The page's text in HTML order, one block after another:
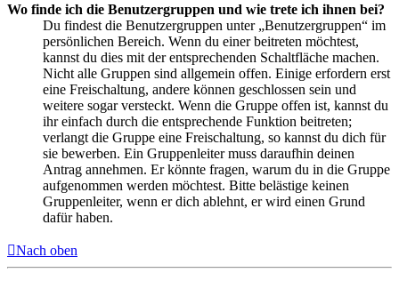
Wo finde ich die Benutzergruppen und wie trete ich ihnen bei?
Du findest die Benutzergruppen unter „Benutzergruppen“ im
persönlichen Bereich. Wenn du einer beitreten möchtest,
kannst du dies mit der entsprechenden Schaltfläche machen.
Nicht alle Gruppen sind allgemein offen. Einige erfordern erst
eine Freischaltung, andere können geschlossen sein und
weitere sogar versteckt. Wenn die Gruppe offen ist, kannst du
ihr einfach durch die entsprechende Funktion beitreten;
verlangt die Gruppe eine Freischaltung, so kannst du dich für
sie bewerben. Ein Gruppenleiter muss daraufhin deinen
Antrag annehmen. Er könnte fragen, warum du in die Gruppe
aufgenommen werden möchtest. Bitte belästige keinen
Gruppenleiter, wenn er dich ablehnt, er wird einen Grund
dafür haben.
Nach oben